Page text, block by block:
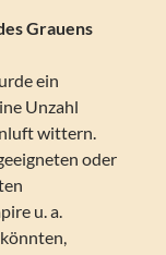
Grauens
ein
Unzahl
wittern.
oder
u. a.